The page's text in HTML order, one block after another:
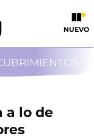
NUEVO
a lo de